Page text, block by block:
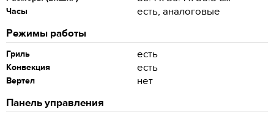
Часы
есть, аналоговые
Режимы работы
Гриль есть
Конвекция есть
Вертел
нет
Панель управления